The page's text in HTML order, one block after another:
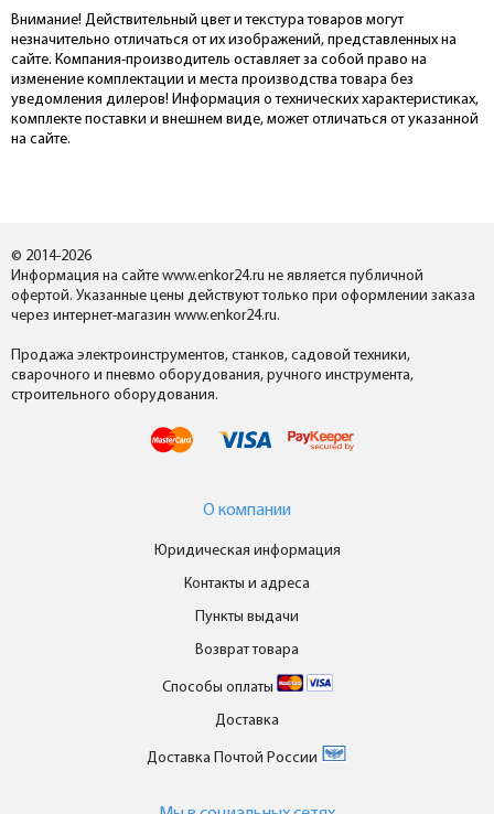
Внимание! Действительный цвет и текстура товаров могут
незначительно отличаться от их изображений, представленных на
сайте. Компания-производитель оставляет за собой право на
изменение комплектации и места производства товара без
уведомления дилеров! Информация о технических характеристиках,
комплекте поставки и внешнем виде, может отличаться от указанной
на сайте.
© 2014-2026
Информация на сайте www.enkor24.ru не является публичной
офертой. Указанные цены действуют только при оформлении заказа
через интернет-магазин www.enkor24.ru.
Продажа электроинструментов, станков, садовой техники,
сварочного и пневмо оборудования, ручного инструмента,
строительного оборудования.
О компании
Юридическая информация
Контакты и адреса
Пункты выдачи
Возврат товара
Способы оплаты
Доставка
Доставка Почтой России